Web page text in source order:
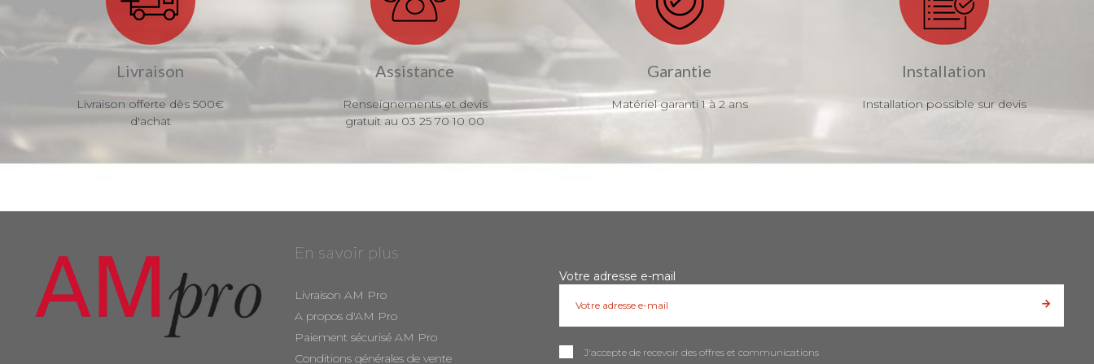
Livraison
Livraison offerte dès 500€
d'achat
Assistance
Renseignements et devis
gratuit au 03 25 70 10 00
Garantie
Matériel garanti 1 à 2 ans
Installation
Installation possible sur devis
En savoir plus
Livraison AM Pro
A propos d'AM Pro
Paiement sécurisé AM Pro
Conditions générales de vente
Votre adresse e-mail
J'accepte de recevoir des offres et communications